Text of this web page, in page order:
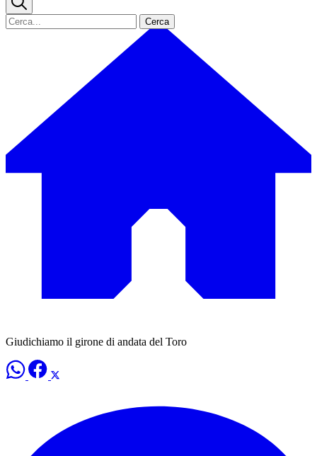
Cerca
Giudichiamo il girone di andata del Toro